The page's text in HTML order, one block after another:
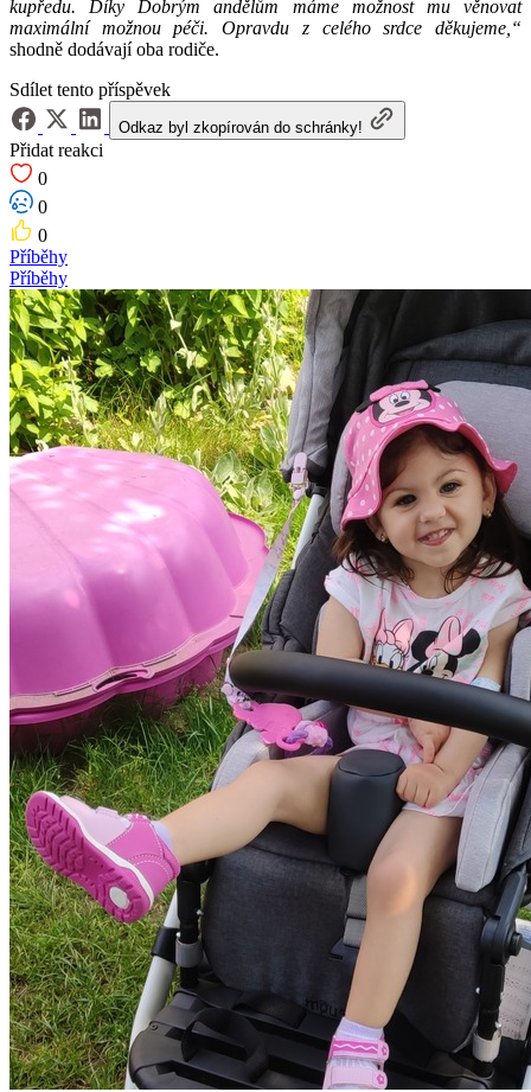
kupředu. Díky Dobrým andělům máme možnost mu věnovat
maximální možnou péči. Opravdu z celého srdce děkujeme,“
shodně dodávají oba rodiče.
Sdílet tento příspěvek
Odkaz byl zkopírován do schránky!
Přidat reakci
0
0
0
Příběhy
Příběhy